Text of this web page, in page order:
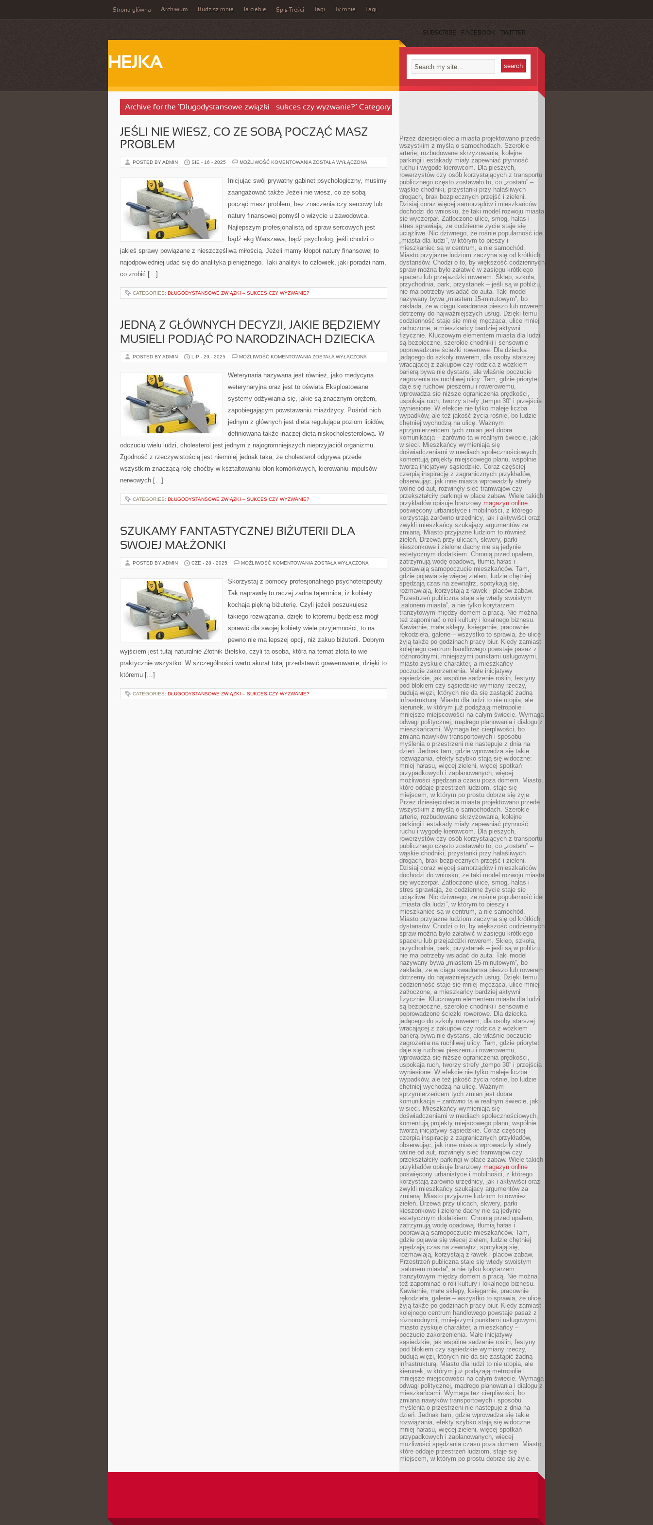
Strona główna Archiwum Budzisz mnie Ja ciebie Spis Treści Tagi Ty mnie Tagi
SUBSCRIBE FACEBOOK TWITTER
HEJKA
Archive for the ‘Długodystansowe związki – sukces czy wyzwanie?’ Category
JEŚLI NIE WIESZ, CO ZE SOBĄ POCZĄĆ MASZ
PROBLEM
POSTED BY ADMIN SIE - 16 - 2025 MOŻLIWOŚĆ KOMENTOWANIA JEŚLI
CO
ZE
POCZĄĆ
PROBLEM
ZOSTAŁA WYŁĄCZONA
Inicjując swój prywatny gabinet psychologiczny, musimy
zaangażować także Jeżeli nie wiesz, co ze sobą
począć masz problem, bez znaczenia czy sercowy lub
natury finansowej pomyśl o wizycie u zawodowca.
Najlepszym profesjonalistą od spraw sercowych jest
bądź ekg Warszawa, bądź psycholog, jeśli chodzi o
jakieś sprawy powiązane z nieszczęśliwą miłością. Jeżeli mamy kłopot natury finansowej to
najodpowiedniej udać się do analityka pieniężnego. Taki analityk to człowiek, jaki poradzi nam,
co zrobić […]
CATEGORIES: DŁUGODYSTANSOWE ZWIĄZKI – SUKCES CZY WYZWANIE?
JEDNĄ Z GŁÓWNYCH DECYZJI, JAKIE BĘDZIEMY
MUSIELI PODJĄĆ PO NARODZINACH DZIECKA
POSTED BY ADMIN LIP - 29 - 2025 MOŻLIWOŚĆ KOMENTOWANIA JEDNĄ
DECYZJI,
JAKIE
MUSIELI
PO
DZIECKA
ZOSTAŁA WYŁĄCZONA
Weterynaria nazywana jest również, jako medycyna
weterynaryjna oraz jest to oświata Eksploatowane
systemy odżywiania się, jakie są znacznym orężem,
zapobiegającym powstawaniu miażdżycy. Pośród nich
jednym z głównych jest dieta regulująca poziom lipidów,
definiowana także inaczej dietą niskocholesterolową. W
odczuciu wielu ludzi, cholesterol jest jednym z najogromniejszych nieprzyjaciół organizmu.
Zgodność z rzeczywistością jest niemniej jednak taka, że cholesterol odgrywa przede
wszystkim znaczącą rolę choćby w kształtowaniu błon komórkowych, kierowaniu impulsów
nerwowych […]
CATEGORIES: DŁUGODYSTANSOWE ZWIĄZKI – SUKCES CZY WYZWANIE?
SZUKAMY FANTASTYCZNEJ BIŻUTERII DLA
SWOJEJ MAŁŻONKI
POSTED BY ADMIN CZE - 28 - 2025 MOŻLIWOŚĆ KOMENTOWANIA SZUKAMY
DLA
SWOJEJ
ZOSTAŁA WYŁĄCZONA
Skorzystaj z pomocy profesjonalnego psychoterapeuty
Tak naprawdę to raczej żadna tajemnica, iż kobiety
kochają piękną biżuterię. Czyli jeżeli poszukujesz
takiego rozwiązania, dzięki to któremu będziesz mógł
sprawić dla swojej kobiety wiele przyjemności, to na
pewno nie ma lepszej opcji, niż zakup biżuterii. Dobrym
wyjściem jest tutaj naturalnie Złotnik Bielsko, czyli ta osoba, która na temat złota to wie
praktycznie wszystko. W szczególności warto akurat tutaj przedstawić grawerowanie, dzięki to
któremu […]
CATEGORIES: DŁUGODYSTANSOWE ZWIĄZKI – SUKCES CZY WYZWANIE?
Przez dziesięciolecia miasta projektowano przede
wszystkim z myślą o samochodach. Szerokie
arterie, rozbudowane skrzyżowania, kolejne
parkingi i estakady miały zapewniać płynność
ruchu i wygodę kierowcom. Dla pieszych,
rowerzystów czy osób korzystających z transportu
publicznego często zostawało to, co „zostało” –
wąskie chodniki, przystanki przy hałaśliwych
drogach, brak bezpiecznych przejść i zieleni.
Dzisiaj coraz więcej samorządów i mieszkańców
dochodzi do wniosku, że taki model rozwoju miasta
się wyczerpał. Zatłoczone ulice, smog, hałas i
stres sprawiają, że codzienne życie staje się
uciążliwe. Nic dziwnego, że rośnie popularność idei
„miasta dla ludzi”, w którym to pieszy i
mieszkaniec są w centrum, a nie samochód.
Miasto przyjazne ludziom zaczyna się od krótkich
dystansów. Chodzi o to, by większość codziennych
spraw można było załatwić w zasięgu krótkiego
spaceru lub przejażdżki rowerem. Sklep, szkoła,
przychodnia, park, przystanek – jeśli są w pobliżu,
nie ma potrzeby wsiadać do auta. Taki model
nazywany bywa „miastem 15-minutowym”, bo
zakłada, że w ciągu kwadransa pieszo lub rowerem
dotrzemy do najważniejszych usług. Dzięki temu
codzienność staje się mniej męcząca, ulice mniej
zatłoczone, a mieszkańcy bardziej aktywni
fizycznie. Kluczowym elementem miasta dla ludzi
są bezpieczne, szerokie chodniki i sensownie
poprowadzone ścieżki rowerowe. Dla dziecka
jadącego do szkoły rowerem, dla osoby starszej
wracającej z zakupów czy rodzica z wózkiem
barierą bywa nie dystans, ale właśnie poczucie
zagrożenia na ruchliwej ulicy. Tam, gdzie priorytet
daje się ruchowi pieszemu i rowerowemu,
wprowadza się niższe ograniczenia prędkości,
uspokaja ruch, tworzy strefy „tempo 30” i przejścia
wyniesione. W efekcie nie tylko maleje liczba
wypadków, ale też jakość życia rośnie, bo ludzie
chętniej wychodzą na ulicę. Ważnym
sprzymierzeńcem tych zmian jest dobra
komunikacja – zarówno ta w realnym świecie, jak i
w sieci. Mieszkańcy wymieniają się
doświadczeniami w mediach społecznościowych,
komentują projekty miejscowego planu, wspólnie
tworzą inicjatywy sąsiedzkie. Coraz częściej
czerpią inspirację z zagranicznych przykładów,
obserwując, jak inne miasta wprowadziły strefy
wolne od aut, rozwinęły sieć tramwajów czy
przekształciły parkingi w place zabaw. Wiele takich
przykładów opisuje branżowy magazyn online
poświęcony urbanistyce i mobilności, z którego
korzystają zarówno urzędnicy, jak i aktywiści oraz
zwykli mieszkańcy szukający argumentów za
zmianą. Miasto przyjazne ludziom to również
zieleń. Drzewa przy ulicach, skwery, parki
kieszonkowe i zielone dachy nie są jedynie
estetycznym dodatkiem. Chronią przed upałem,
zatrzymują wodę opadową, tłumią hałas i
poprawiają samopoczucie mieszkańców. Tam,
gdzie pojawia się więcej zieleni, ludzie chętniej
spędzają czas na zewnątrz, spotykają się,
rozmawiają, korzystają z ławek i placów zabaw.
Przestrzeń publiczna staje się wtedy swoistym
„salonem miasta”, a nie tylko korytarzem
tranzytowym między domem a pracą. Nie można
też zapominać o roli kultury i lokalnego biznesu.
Kawiarnie, małe sklepy, księgarnie, pracownie
rękodzieła, galerie – wszystko to sprawia, że ulice
żyją także po godzinach pracy biur. Kiedy zamiast
kolejnego centrum handlowego powstaje pasaż z
różnorodnymi, mniejszymi punktami usługowymi,
miasto zyskuje charakter, a mieszkańcy –
poczucie zakorzenienia. Małe inicjatywy
sąsiedzkie, jak wspólne sadzenie roślin, festyny
pod blokiem czy sąsiedzkie wymiany rzeczy,
budują więzi, których nie da się zastąpić żadną
infrastrukturą. Miasto dla ludzi to nie utopia, ale
kierunek, w którym już podążają metropolie i
mniejsze miejscowości na całym świecie. Wymaga
odwagi politycznej, mądrego planowania i dialogu z
mieszkańcami. Wymaga też cierpliwości, bo
zmiana nawyków transportowych i sposobu
myślenia o przestrzeni nie następuje z dnia na
dzień. Jednak tam, gdzie wprowadza się takie
rozwiązania, efekty szybko stają się widoczne:
mniej hałasu, więcej zieleni, więcej spotkań
przypadkowych i zaplanowanych, więcej
możliwości spędzania czasu poza domem. Miasto,
które oddaje przestrzeń ludziom, staje się
miejscem, w którym po prostu dobrze się żyje.
Przez dziesięciolecia miasta projektowano przede
wszystkim z myślą o samochodach. Szerokie
arterie, rozbudowane skrzyżowania, kolejne
parkingi i estakady miały zapewniać płynność
ruchu i wygodę kierowcom. Dla pieszych,
rowerzystów czy osób korzystających z transportu
publicznego często zostawało to, co „zostało” –
wąskie chodniki, przystanki przy hałaśliwych
drogach, brak bezpiecznych przejść i zieleni.
Dzisiaj coraz więcej samorządów i mieszkańców
dochodzi do wniosku, że taki model rozwoju miasta
się wyczerpał. Zatłoczone ulice, smog, hałas i
stres sprawiają, że codzienne życie staje się
uciążliwe. Nic dziwnego, że rośnie popularność idei
„miasta dla ludzi”, w którym to pieszy i
mieszkaniec są w centrum, a nie samochód.
Miasto przyjazne ludziom zaczyna się od krótkich
dystansów. Chodzi o to, by większość codziennych
spraw można było załatwić w zasięgu krótkiego
spaceru lub przejażdżki rowerem. Sklep, szkoła,
przychodnia, park, przystanek – jeśli są w pobliżu,
nie ma potrzeby wsiadać do auta. Taki model
nazywany bywa „miastem 15-minutowym”, bo
zakłada, że w ciągu kwadransa pieszo lub rowerem
dotrzemy do najważniejszych usług. Dzięki temu
codzienność staje się mniej męcząca, ulice mniej
zatłoczone, a mieszkańcy bardziej aktywni
fizycznie. Kluczowym elementem miasta dla ludzi
są bezpieczne, szerokie chodniki i sensownie
poprowadzone ścieżki rowerowe. Dla dziecka
jadącego do szkoły rowerem, dla osoby starszej
wracającej z zakupów czy rodzica z wózkiem
barierą bywa nie dystans, ale właśnie poczucie
zagrożenia na ruchliwej ulicy. Tam, gdzie priorytet
daje się ruchowi pieszemu i rowerowemu,
wprowadza się niższe ograniczenia prędkości,
uspokaja ruch, tworzy strefy „tempo 30” i przejścia
wyniesione. W efekcie nie tylko maleje liczba
wypadków, ale też jakość życia rośnie, bo ludzie
chętniej wychodzą na ulicę. Ważnym
sprzymierzeńcem tych zmian jest dobra
komunikacja – zarówno ta w realnym świecie, jak i
w sieci. Mieszkańcy wymieniają się
doświadczeniami w mediach społecznościowych,
komentują projekty miejscowego planu, wspólnie
tworzą inicjatywy sąsiedzkie. Coraz częściej
czerpią inspirację z zagranicznych przykładów,
obserwując, jak inne miasta wprowadziły strefy
wolne od aut, rozwinęły sieć tramwajów czy
przekształciły parkingi w place zabaw. Wiele takich
przykładów opisuje branżowy magazyn online
poświęcony urbanistyce i mobilności, z którego
korzystają zarówno urzędnicy, jak i aktywiści oraz
zwykli mieszkańcy szukający argumentów za
zmianą. Miasto przyjazne ludziom to również
zieleń. Drzewa przy ulicach, skwery, parki
kieszonkowe i zielone dachy nie są jedynie
estetycznym dodatkiem. Chronią przed upałem,
zatrzymują wodę opadową, tłumią hałas i
poprawiają samopoczucie mieszkańców. Tam,
gdzie pojawia się więcej zieleni, ludzie chętniej
spędzają czas na zewnątrz, spotykają się,
rozmawiają, korzystają z ławek i placów zabaw.
Przestrzeń publiczna staje się wtedy swoistym
„salonem miasta”, a nie tylko korytarzem
tranzytowym między domem a pracą. Nie można
też zapominać o roli kultury i lokalnego biznesu.
Kawiarnie, małe sklepy, księgarnie, pracownie
rękodzieła, galerie – wszystko to sprawia, że ulice
żyją także po godzinach pracy biur. Kiedy zamiast
kolejnego centrum handlowego powstaje pasaż z
różnorodnymi, mniejszymi punktami usługowymi,
miasto zyskuje charakter, a mieszkańcy –
poczucie zakorzenienia. Małe inicjatywy
sąsiedzkie, jak wspólne sadzenie roślin, festyny
pod blokiem czy sąsiedzkie wymiany rzeczy,
budują więzi, których nie da się zastąpić żadną
infrastrukturą. Miasto dla ludzi to nie utopia, ale
kierunek, w którym już podążają metropolie i
mniejsze miejscowości na całym świecie. Wymaga
odwagi politycznej, mądrego planowania i dialogu z
mieszkańcami. Wymaga też cierpliwości, bo
zmiana nawyków transportowych i sposobu
myślenia o przestrzeni nie następuje z dnia na
dzień. Jednak tam, gdzie wprowadza się takie
rozwiązania, efekty szybko stają się widoczne:
mniej hałasu, więcej zieleni, więcej spotkań
przypadkowych i zaplanowanych, więcej
możliwości spędzania czasu poza domem. Miasto,
które oddaje przestrzeń ludziom, staje się
miejscem, w którym po prostu dobrze się żyje.